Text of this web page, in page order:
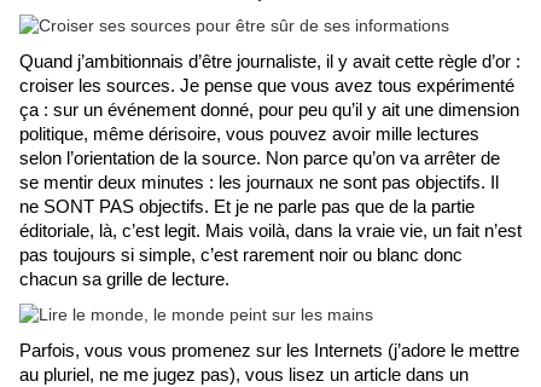
Quand j’ambitionnais d’être journaliste, il y avait cette règle d’or :
croiser les sources. Je pense que vous avez tous expérimenté
ça : sur un événement donné, pour peu qu’il y ait une dimension
politique, même dérisoire, vous pouvez avoir mille lectures
selon l’orientation de la source. Non parce qu’on va arrêter de
se mentir deux minutes : les journaux ne sont pas objectifs. Il
ne SONT PAS objectifs. Et je ne parle pas que de la partie
éditoriale, là, c’est legit. Mais voilà, dans la vraie vie, un fait n’est
pas toujours si simple, c’est rarement noir ou blanc donc
chacun sa grille de lecture.
Parfois, vous vous promenez sur les Internets (j’adore le mettre
au pluriel, ne me jugez pas), vous lisez un article dans un